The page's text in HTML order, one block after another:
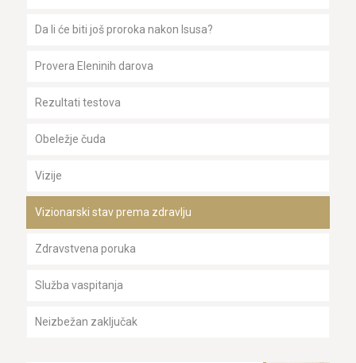
Da li će biti još proroka nakon Isusa?
Provera Eleninih darova
Rezultati testova
Obeležje čuda
Vizije
Vizionarski stav prema zdravlju
Zdravstvena poruka
Služba vaspitanja
Neizbežan zaključak